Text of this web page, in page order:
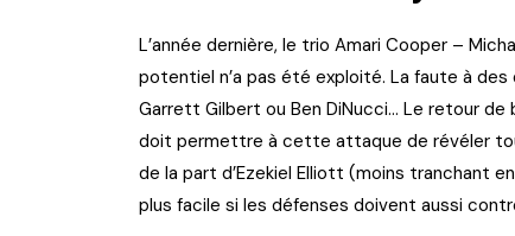
L’année dernière, le trio Amari Cooper –
potentiel n’a pas été exploité. La faute à
Garrett Gilbert ou Ben DiNucci… Le retour
doit permettre à cette attaque de révéler
de la part d’Ezekiel Elliott (moins tranchant
plus facile si les défenses doivent aussi